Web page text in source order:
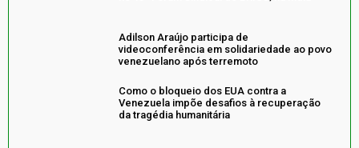
Adilson Araújo participa de
videoconferência em solidariedade ao povo
venezuelano após terremoto
Como o bloqueio dos EUA contra a
Venezuela impõe desafios à recuperação
da tragédia humanitária